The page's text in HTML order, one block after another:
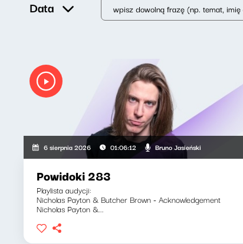
Data
6 sierpnia 2026 01:06:12 Bruno Jasieński
Powidoki 283
Playlista audycji:
Nicholas Payton & Butcher Brown - Acknowledgement
Nicholas Payton &...